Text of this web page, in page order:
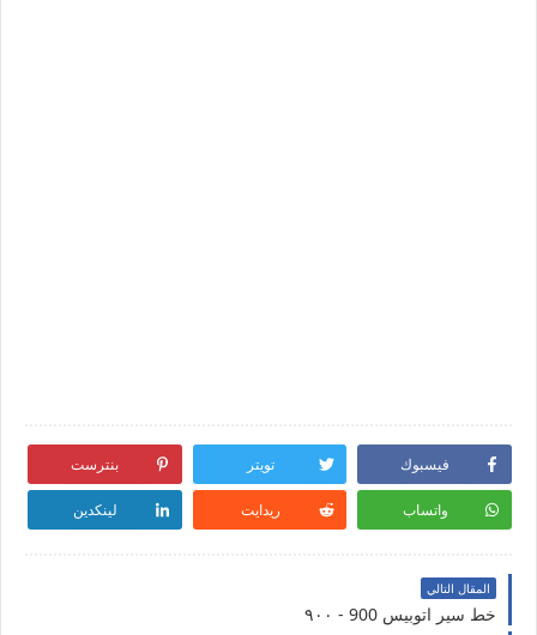
فيسبوك تويتر بنترست
واتساب ريدايت لينكدين
المقال التالي
خط سير اتوبيس 900 - ٩٠٠